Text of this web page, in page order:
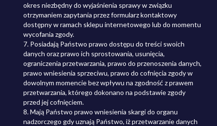
okres niezbędny do wyjaśnienia sprawy w związku
otrzymaniem zapytania przez formularz kontaktowy
dostępny w ramach sklepu internetowego lub do momentu
wycofania zgody.
7. Posiadają Państwo prawo dostępu do treści swoich
danych oraz prawo ich sprostowania, usunięcia,
ograniczenia przetwarzania, prawo do przenoszenia danych,
prawo wniesienia sprzeciwu, prawo do cofnięcia zgody w
dowolnym momencie bez wpływu na zgodność z prawem
przetwarzania, którego dokonano na podstawie zgody
przed jej cofnięciem.
8. Mają Państwo prawo wniesienia skargi do organu
nadzorczego gdy uznają Państwo, iż przetwarzanie danych